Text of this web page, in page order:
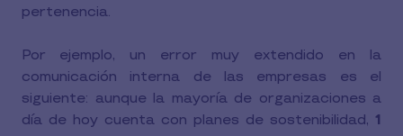
pertenencia.
Por ejemplo, un error muy extendido en la
comunicación interna de las empresas es el
siguiente: aunque la mayoría de organizaciones a
día de hoy cuenta con planes de sostenibilidad, 1